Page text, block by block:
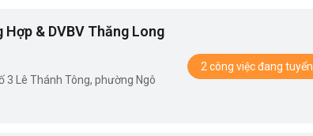
Hợp & DVBV Thăng Long
3 Lê Thánh Tông, phường Ngô
2 công việc đang tuyển